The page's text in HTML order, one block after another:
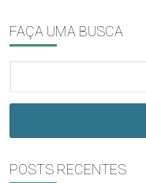
FAÇA UMA BUSCA
POSTS RECENTES